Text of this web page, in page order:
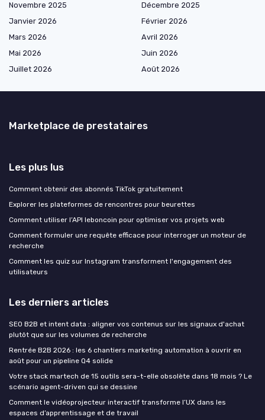
Novembre 2025
Décembre 2025
Janvier 2026
Février 2026
Mars 2026
Avril 2026
Mai 2026
Juin 2026
Juillet 2026
Août 2026
Marketplace de prestataires
Les plus lus
Comment obtenir des abonnés TikTok gratuitement
Explorer les plateformes de rencontres pour beurettes
Comment utiliser l’API leboncoin pour optimiser vos projets web
Comment formuler une requête efficace pour interroger un moteur de
recherche
Comment les quiz sur Instagram transforment l'engagement des
utilisateurs
Les derniers articles
SEO B2B et intent data : aligner vos contenus sur les signaux d'achat
plutôt que sur les volumes de recherche
Rentrée B2B 2026 : les 6 chantiers marketing automation à ouvrir en
août pour un pipeline Q4 solide
Votre stack martech de 15 outils sera-t-elle obsolète dans 18 mois ? Le
scénario agent-driven qui se dessine
Comment le vidéoprojecteur interactif transforme l’UX dans les
espaces d’apprentissage et de travail